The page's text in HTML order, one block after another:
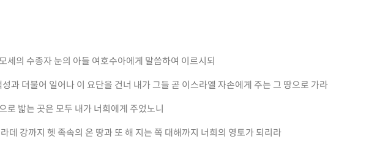
세의 수종자 눈의 아들 여호수아에게 말씀하여 이르시되
과 더불어 일어나 이 요단을 건너 내가 그들 곧 이스라엘 자손에게 주는 그 땅으로 가라
로 밟는 곳은 모두 내가 너희에게 주었노니
데 강까지 헷 족속의 온 땅과 또 해 지는 쪽 대해까지 너희의 영토가 되리라